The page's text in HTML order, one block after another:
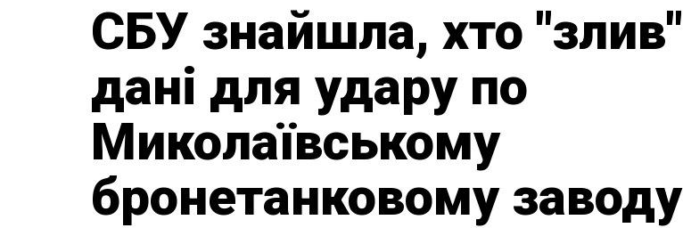
СБУ знайшла, хто "злив"
дані для удару по
Миколаївському
бронетанковому заводу